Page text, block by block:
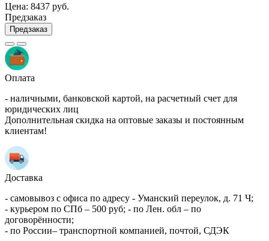
Цена: 8437 руб.
Предзаказ
Предзаказ
Оплата
- наличными, банковской картой, на расчетный счет для
юридических лиц
Дополнительная скидка на оптовые заказы и постоянным
клиентам!
Доставка
- самовывоз с офиса по адресу - Уманский переулок, д. 71 Ч;
- курьером по СПб – 500 руб; - по Лен. обл – по
договорённости;
- по России– транспортной компанией, почтой, СДЭК